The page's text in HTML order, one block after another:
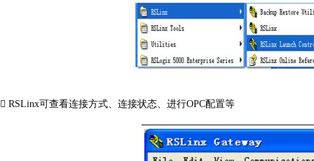
 RSLinx可查看连接方式、连接状态、进行OPC配置等